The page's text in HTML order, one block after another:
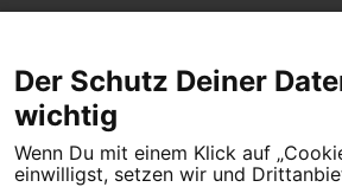
Der Schutz Deiner
wichtig
Wenn Du mit einem Klick auf
einwilligst, setzen wir und